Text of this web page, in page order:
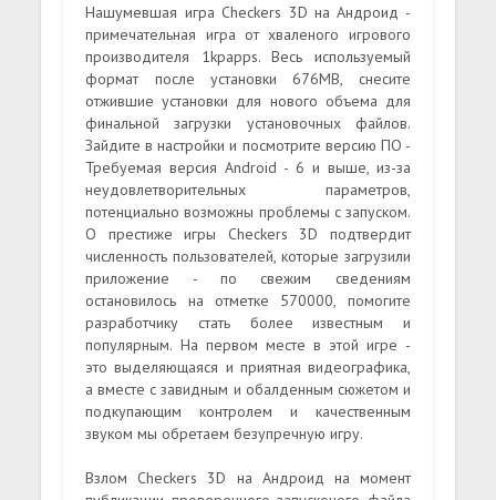
Нашумевшая игра Checkers 3D на Андроид -
примечательная игра от хваленого игрового
производителя 1kpapps. Весь используемый
формат после установки 676MB, снесите
отжившие установки для нового объема для
финальной загрузки установочных файлов.
Зайдите в настройки и посмотрите версию ПО -
Требуемая версия Android - 6 и выше, из-за
неудовлетворительных параметров,
потенциально возможны проблемы с запуском.
О престиже игры Checkers 3D подтвердит
численность пользователей, которые загрузили
приложение - по свежим сведениям
остановилось на отметке 570000, помогите
разработчику стать более известным и
популярным. На первом месте в этой игре -
это выделяющаяся и приятная видеографика,
а вместе с завидным и обалденным сюжетом и
подкупающим контролем и качественным
звуком мы обретаем безупречную игру.
Взлом Checkers 3D на Андроид на момент